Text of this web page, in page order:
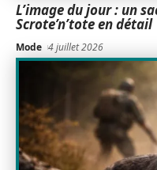
L’image du jour : un
Scrote’n’tote en détail
Mode 4 juillet 2026